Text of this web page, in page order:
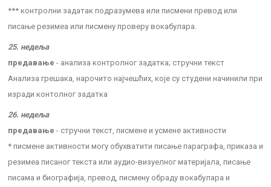
*** контролни задатак подразумева или писмени превод или
писање резимеа или писмену проверу вокабулара.
25. недеља
предавање - анализа контролног задатка; стручни текст
Анализа грешака, нарочито најчешћих, које су студени начинили при
изради контолног задатка
26. недеља
предавање - стручни текст, писмене и усмене активности
* писмене активности могу обухватити писање параграфа, приказа и
резимеа писаног текста или аудио-визуелног материјала, писање
писама и биографија, превод, писмену обраду вокабулара и